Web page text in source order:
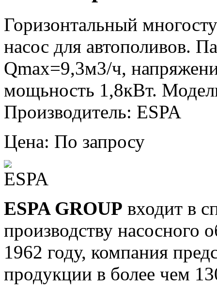
Горизонтальный
насос для автополивов.
Qmax=9,3м3/ч,
мощьность 1,8кВт.
Производитель: ESPA
Цена: По запросу
ESPA GROUP входит в
производству насосного
1962 году, компания
продукции в более чем